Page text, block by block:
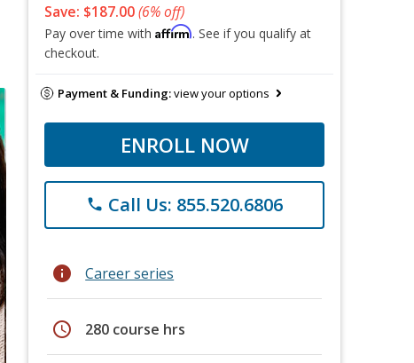
Save: $187.00(6% off)
Pay over time with Affirm. See if you qualify at
checkout.
Payment & Funding:view your options
ENROLL NOW
phone Call Us: 855.520.6806
info Career series
schedule 280 course hrs